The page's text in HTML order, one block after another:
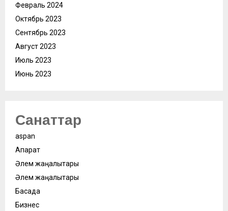
Февраль 2024
Октябрь 2023
Сентябрь 2023
Август 2023
Июль 2023
Июнь 2023
Санаттар
aspan
Ақпарат
Әлем жаңалықтары
Әлем жаңалықтары
Басқада
Бизнес